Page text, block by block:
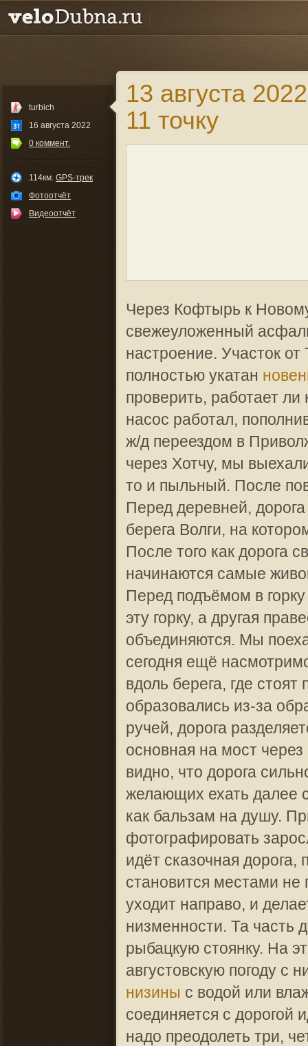
13 августа
11 точку
turbich
16 августа 2022
0 коммент.
114км. GPS-трек
Фотоотчёт
Видеоотчёт
Через Кофтырь к
свежеуложенный
настроение. Участок
полностью укатан
проверить, работает
насос работал,
ж/д переездом в
через Хотчу, мы
то и пыльный. После
Перед деревней,
берега Волги, на
После того как дорога
начинаются самые
Перед подъёмом в
эту горку, а другая
объединяются. Мы
сегодня ещё
вдоль берега, где
образовались из-за
ручей, дорога
основная на мост
видно, что дорога
желающих ехать далее
как бальзам на душу.
фотографировать
идёт сказочная
становится местами
уходит направо, и
низменности. Та часть
рыбацкую стоянку. На
августовскую погоду с
низины с водой или
соединяется с дорогой
надо преодолеть три,